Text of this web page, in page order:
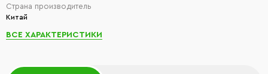
Страна производитель
Китай
ВСЕ ХАРАКТЕРИСТИКИ